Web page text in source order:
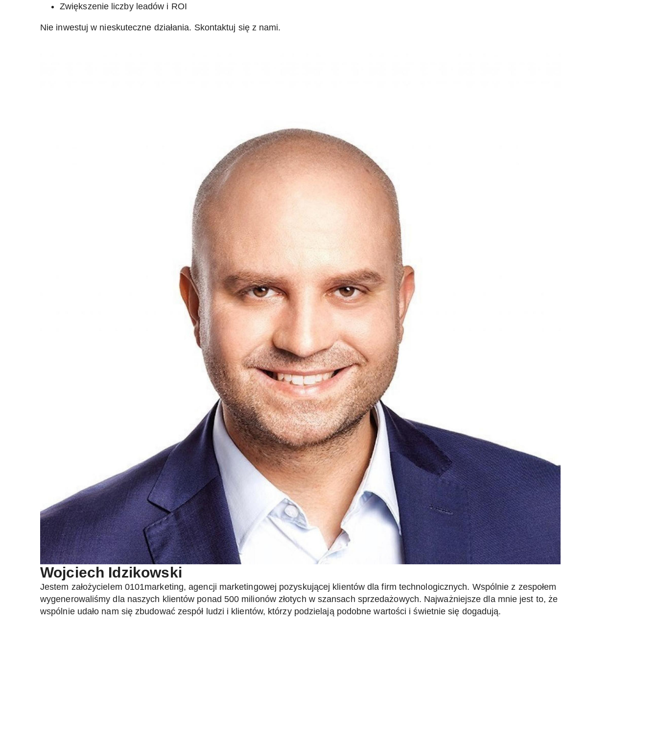
Zwiększenie liczby leadów i ROI
Nie inwestuj w nieskuteczne działania. Skontaktuj sięz nami.
Wojciech Idzikowski
Jestem założycielem 0101marketing, agencji marketingowej pozyskującej klientów dla firm technologicznych. Wspólnie z zespołem
wygenerowaliśmy dla naszych klientów ponad 500 milionów złotych w szansach sprzedażowych. Najważniejsze dla mnie jest to, że
wspólnie udało nam się zbudować zespół ludzi i klientów, którzy podzielają podobne wartości i świetnie się dogadują.